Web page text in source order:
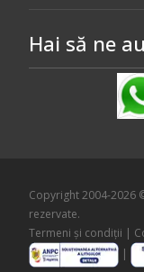
Hai să ne
Copyright 2004-2026
rezervate.
Termeni și condiții |
|